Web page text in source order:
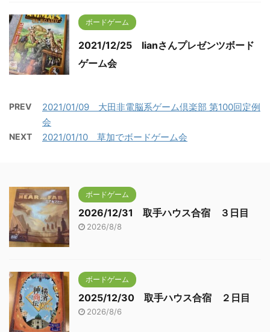
ボードゲーム
2021/12/25 lianさんプレゼンツボード
ゲーム会
PREV
2021/01/09 大田非電脳系ゲーム倶楽部 第100回定例
会
NEXT 2021/01/10 草加でボードゲーム会
ボードゲーム
2026/12/31 取手ハウス合宿 ３日目
2026/8/8
ボードゲーム
2025/12/30 取手ハウス合宿 ２日目
2026/8/6